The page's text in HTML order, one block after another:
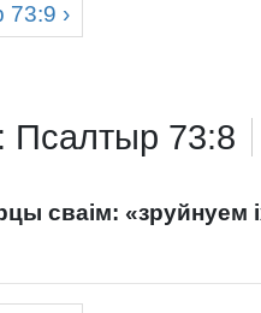
73:9 ›
Псалтыр 73:8
сваім: «зруйнуем